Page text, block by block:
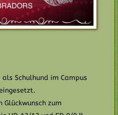
Schulhund im Campus
zum